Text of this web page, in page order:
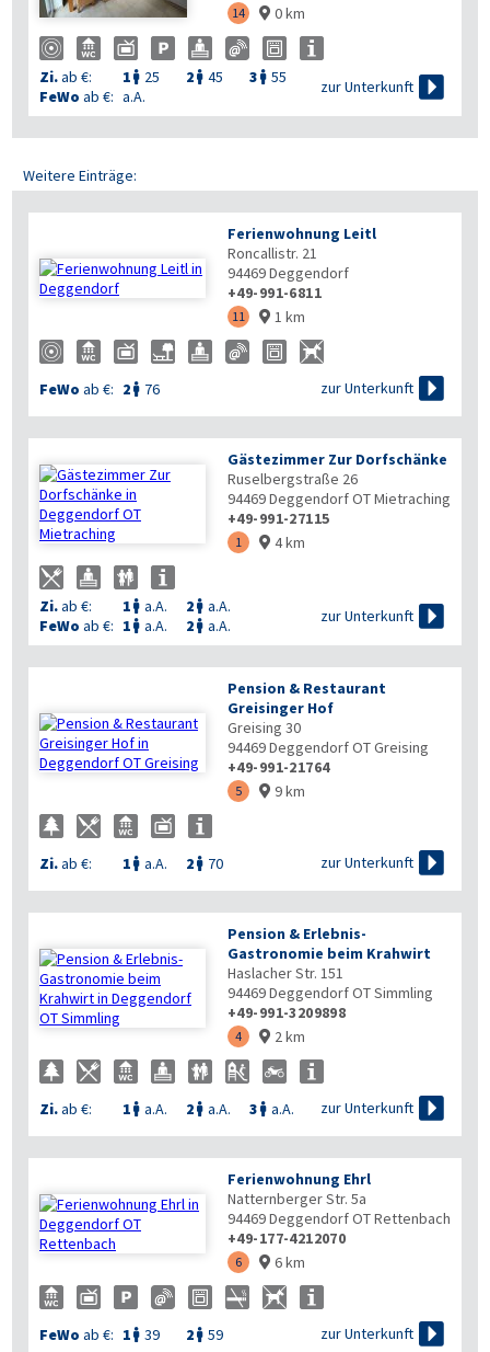
14  0 km
Zi.ab €: 1  25 2  45 3  55
FeWo ab €: a.A.
zur Unterkunft 
Weitere Einträge:
Ferienwohnung Leitl
Roncallistr. 21
94469Deggendorf
+49-991-6811
11  1 km
FeWo ab €: 2  76 zur Unterkunft 
Gästezimmer Zur Dorfschänke
Ruselbergstraße 26
94469Deggendorf OT Mietraching
+49-991-27115
1  4 km
Zi.ab €: 1  a.A. 2  a.A.
FeWo ab €: 1  a.A. 2  a.A.
zur Unterkunft 
Pension & Restaurant
Greisinger Hof
Greising 30
94469Deggendorf OT Greising
+49-991-21764
5  9 km
Zi.ab €: 1  a.A. 2  70 zur Unterkunft 
Pension & Erlebnis-
Gastronomie beim Krahwirt
Haslacher Str. 151
94469Deggendorf OT Simmling
+49-991-3209898
4  2 km
Zi.ab €: 1  a.A. 2  a.A. 3  a.A. zur Unterkunft 
Ferienwohnung Ehrl
Natternberger Str. 5a
94469Deggendorf OT Rettenbach
+49-177-4212070
6  6 km
FeWo ab €: 1  39 2  59 zur Unterkunft 